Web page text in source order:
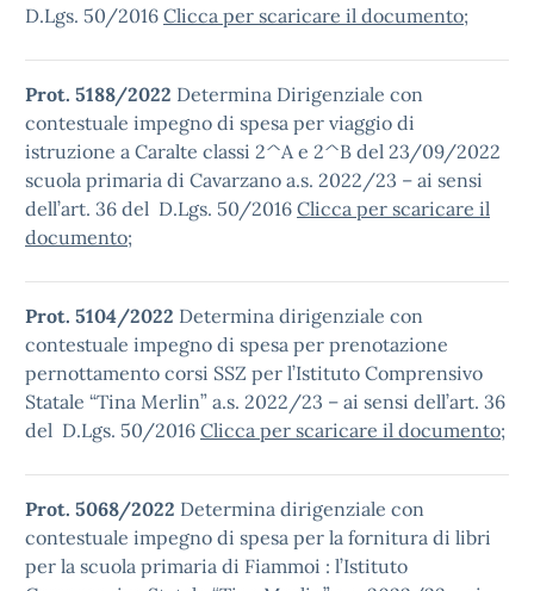
D.Lgs. 50/2016 Clicca per scaricare il documento;
Prot. 5188/2022 Determina Dirigenziale con
contestuale impegno di spesa per viaggio di
istruzione a Caralte classi 2^A e 2^B del 23/09/2022
scuola primaria di Cavarzano a.s. 2022/23 – ai sensi
dell’art. 36 del D.Lgs. 50/2016 Clicca per scaricare il
documento;
Prot. 5104/2022 Determina dirigenziale con
contestuale impegno di spesa per prenotazione
pernottamento corsi SSZ per l’Istituto Comprensivo
Statale “Tina Merlin” a.s. 2022/23 – ai sensi dell’art. 36
del D.Lgs. 50/2016 Clicca per scaricare il documento;
Prot. 5068/2022 Determina dirigenziale con
contestuale impegno di spesa per la fornitura di libri
per la scuola primaria di Fiammoi : l’Istituto